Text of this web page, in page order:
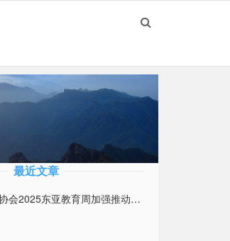
最近文章
教育周加强推动英国与东亚高等教育合作伙伴关系